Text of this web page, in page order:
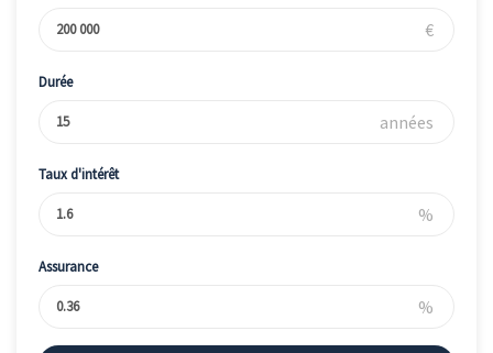
€
Durée
années
Taux d'intérêt
%
Assurance
%